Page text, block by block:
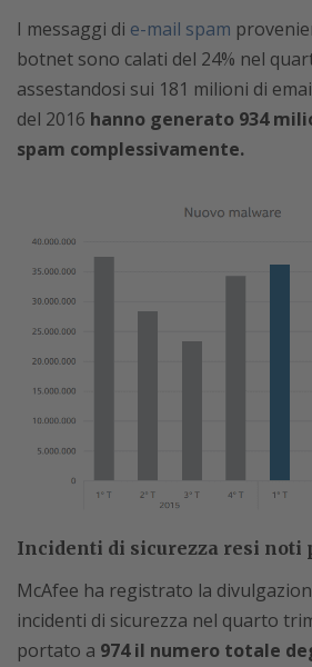
I messaggi di e-mail spam
botnet sono calati del 24% nel
assestandosi sui 181 milioni di
del 2016 hanno generato 934
spam complessivamente.
Incidenti di sicurezza resi noti
McAfee ha registrato la
incidenti di sicurezza nel quarto
portato a 974 il numero totale